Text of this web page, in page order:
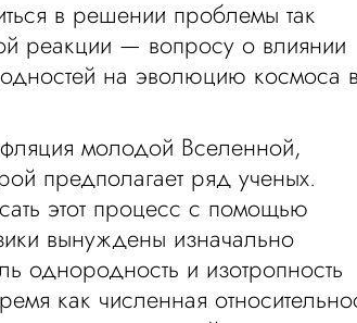
в решении проблемы так
реакции — вопросу о влиянии
на эволюцию космоса в
молодой Вселенной,
предполагает ряд ученых.
этот процесс с помощью
вынуждены изначально
однородность и изотропность
как численная